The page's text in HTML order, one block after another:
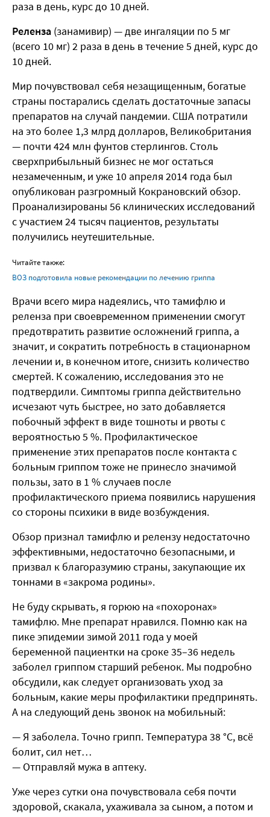
раза в день, курс до 10 дней.
Реленза (занамивир) — две ингаляции по 5 мг
(всего 10 мг) 2 раза в день в течение 5 дней, курс до
10 дней.
Мир почувствовал себя незащищенным, богатые
страны постарались сделать достаточные запасы
препаратов на случай пандемии. США потратили
на это более 1,3 млрд долларов, Великобритания
— почти 424 млн фунтов стерлингов. Столь
сверхприбыльный бизнес не мог остаться
незамеченным, и уже 10 апреля 2014 года был
опубликован разгромный Кокрановский обзор.
Проанализированы 56 клинических исследований
с участием 24 тысяч пациентов, результаты
получились неутешительные.
Читайте также:
ВОЗ подготовила новые рекомендации по лечению гриппа
Врачи всего мира надеялись, что тамифлю и
реленза при своевременном применении смогут
предотвратить развитие осложнений гриппа, а
значит, и сократить потребность в стационарном
лечении и, в конечном итоге, снизить количество
смертей. К сожалению, исследования это не
подтвердили. Симптомы гриппа действительно
исчезают чуть быстрее, но зато добавляется
побочный эффект в виде тошноты и рвоты с
вероятностью 5 %. Профилактическое
применение этих препаратов после контакта с
больным гриппом тоже не принесло значимой
пользы, зато в 1 % случаев после
профилактического приема появились нарушения
со стороны психики в виде возбуждения.
Обзор признал тамифлю и релензу недостаточно
эффективными, недостаточно безопасными, и
призвал к благоразумию страны, закупающие их
тоннами в «закрома родины».
Не буду скрывать, я горюю на «похоронах»
тамифлю. Мне препарат нравился. Помню как на
пике эпидемии зимой 2011 года у моей
беременной пациентки на сроке 35–36 недель
заболел гриппом старший ребенок. Мы подробно
обсудили, как следует организовать уход за
больным, какие меры профилактики предпринять.
А на следующий день звонок на мобильный:
— Я заболела. Точно грипп. Температура 38 °С, всё
болит, сил нет…
— Отправляй мужа в аптеку.
Уже через сутки она почувствовала себя почти
здоровой, скакала, ухаживала за сыном, а потом и